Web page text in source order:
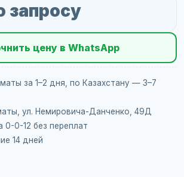
запросу
цену в WhatsApp
за 1–2 дня, по Казахстану — 3–7
ул. Немировича-Данченко, 49Д
0-0-12 без переплат
14 дней